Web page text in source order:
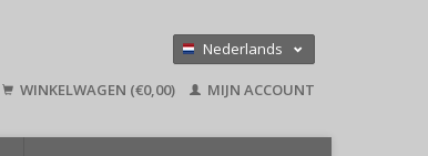
Nederlands
English
WINKELWAGEN (€0,00) MIJN ACCOUNT